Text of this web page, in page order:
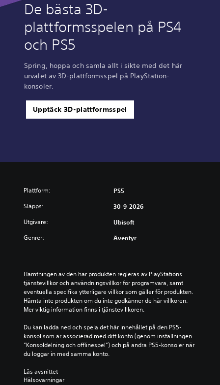
De bästa 3D-
plattformsspelen på PS4
och PS5
Spring, hoppa och samla allt i sikte med det här
urvalet av 3D-plattformsspel på PlayStation-
konsoler.
Upptäck 3D-plattformsspel
Plattform: PS5
Släpps: 30-9-2026
Utgivare: Ubisoft
Genrer: Äventyr
Hämtningen av den här produkten regleras av PlayStations
tjänstevillkor och användningsvillkor för programvara, samt
eventuella specifika ytterligare villkor som gäller för produkten.
Hämta inte produkten om du inte godkänner de här villkoren.
Mer viktig information finns i tjänstevillkoren.
Du kan ladda ned och spela det här innehållet på den PS5-
konsol som är associerad med ditt konto (genom inställningen
”Konsoldelning och offlinespel”) och på andra PS5-konsoler när
du loggar in med samma konto.
Läs avsnittet
Hälsovarningar